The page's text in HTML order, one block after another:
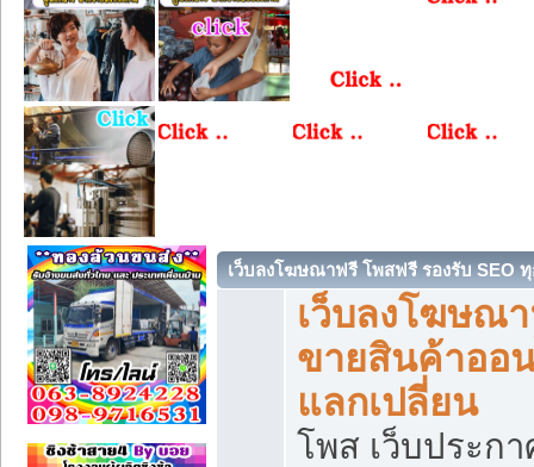
เว็บลงโฆษณาฟรี โพสฟรี รองรับ SEO
เว็บลงโฆษณ
ขายสินค้าออ
แลกเปลี่ยน
โพส เว็บประก